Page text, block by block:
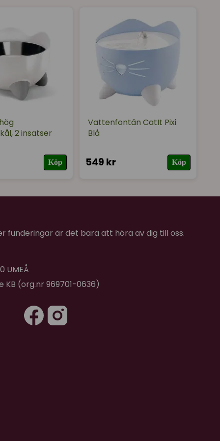
2 insatser
Köp
Vattenfontän CatIt Pixi
Blå
549 kr Köp
funderingar är det bara att höra av dig till oss.
UMEÅ
KB (org.nr 969701-0636)